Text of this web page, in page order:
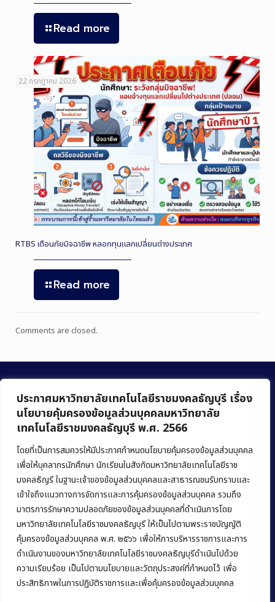
ประกาศมหาวิทยาลัยเทคโนโลยีราชมงคลธัญบุรี เรื่อง
นโยบายคุ้มครองข้อมูลส่วนบุคคลมหาวิทยาลัย
เทคโนโลยีราชมงคลธัญบุรี พ.ศ. 2566
โดยที่เป็นการสมควรให้มีประกาศกำหนดนโยบายคุ้มครองข้อมูลส่วนบุคคล
เพื่อให้บุคลากรนักศึกษา นักเรียนในสังกัดมหาวิทยาลัยเทคโนโลยีราช
มงคลธัญรี ในฐานะเจ้าของข้อมูลส่วนบุคคลและสาธารณชนรับทราบและ
เข้าใจถึงแนวทางการจัดการและการคุ้มครองข้อมูลส่วนบุคคล รวมถึง
มาตรการรักษาความปลอดภัยของข้อมูลส่วนบุคคลที่ดำเนินการโดย
มหาวิทยาลัยเทคโนโลยีราชมงคลธัญบุรี ให้เป็นไปตามพระราชบัญญัติ
คุ้มครองข้อมูลส่วนบุคคล พ.ศ. ๒๕๖๖ เพื่อให้การบริหารราชการและการ
ดำเนินงานของมหาวิทยาลัยเทคโนโลยีราชมงคลธัญบุรีดำเนินไปด้วย
ความเรียบร้อย เป็นไปตามนโยบายและวัตถุประสงค์ที่กำหนดไว้ เพื่อ
ประสิทธิภาพในการปฏิบัติราชการและเพื่อคุ้มครองข้อมูลส่วนบุคคล
Read more
22 กรกฎาคม 2026
RTBS เตือนภัยมิจฉาชีพ หลอกทุนแลกเปลี่ยนต่างประเทศ
Read more
Comments are closed.
คณะบริหารธุรกิจ
มหาวิทยาลัยเทคโนโลยีราชมงคลธัญบุรี
39 หมู่ 1 ถนนรังสิต-นครนายก ตำบลคลองหก
อำเภอคลองหลวง จังหวัดปทุมธานี 12120
Phone:+66 (0) 2549 3243,+66 (0) 2549 3241
E-mail:bus@rmutt.ac.th